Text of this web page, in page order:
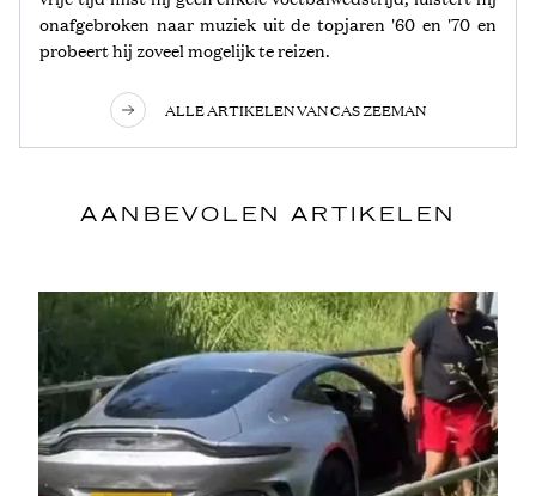
onafgebroken naar muziek uit de topjaren '60 en '70 en
probeert hij zoveel mogelijk te reizen.
ALLE ARTIKELEN VAN CAS ZEEMAN
AANBEVOLEN ARTIKELEN